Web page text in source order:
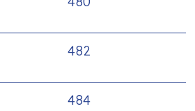
482
484